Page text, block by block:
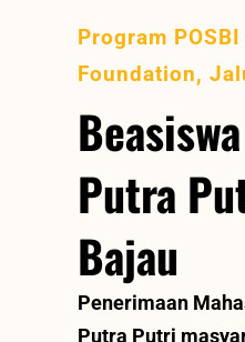
Program
Foundation,
Putra
Bajau
Penerimaan
Putra Putri